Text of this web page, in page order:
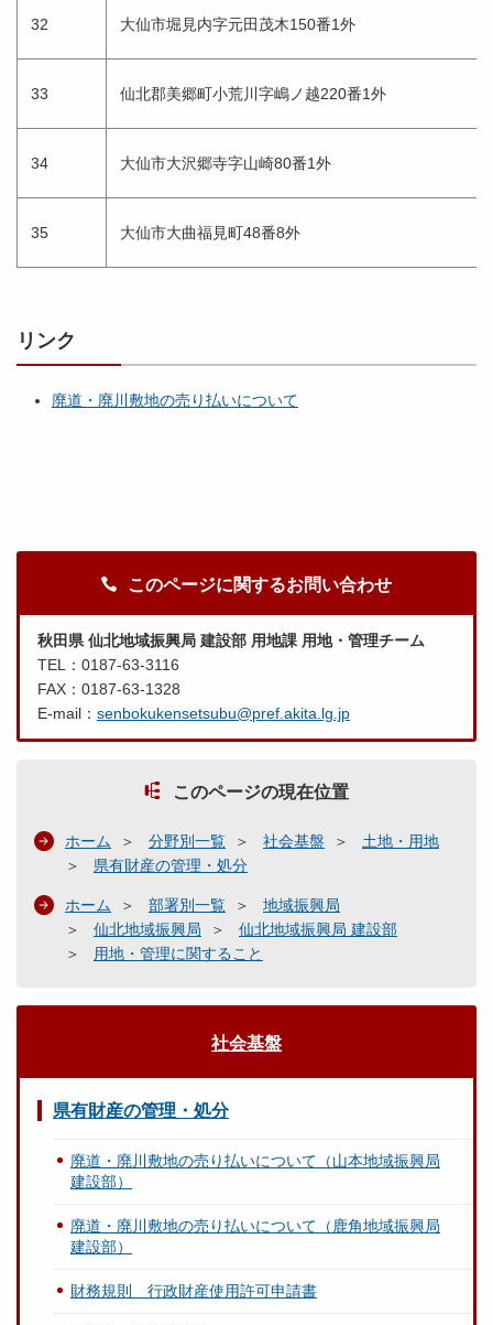
32 大仙市堀見内字元田茂木150番1外
33 仙北郡美郷町小荒川字嶋ノ越220番1外
34 大仙市大沢郷寺字山崎80番1外
35 大仙市大曲福見町48番8外
リンク
廃道・廃川敷地の売り払いについて
このページに関するお問い合わせ
秋田県 仙北地域振興局 建設部 用地課 用地・管理チーム
TEL：0187-63-3116
FAX：0187-63-1328
E-mail： senbokukensetsubu@pref.akita.lg.jp
このページの現在位置
ホーム 分野別一覧 社会基盤
土地・用地
県有財産の管理・処分
ホーム 部署別一覧
地域振興局
仙北地域振興局
仙北地域振興局 建設部
用地・管理に関すること
社会基盤
県有財産の管理・処分
廃道・廃川敷地の売り払いについて（山本地域振興局
建設部）
廃道・廃川敷地の売り払いについて（鹿角地域振興局
建設部）
財務規則 行政財産使用許可申請書